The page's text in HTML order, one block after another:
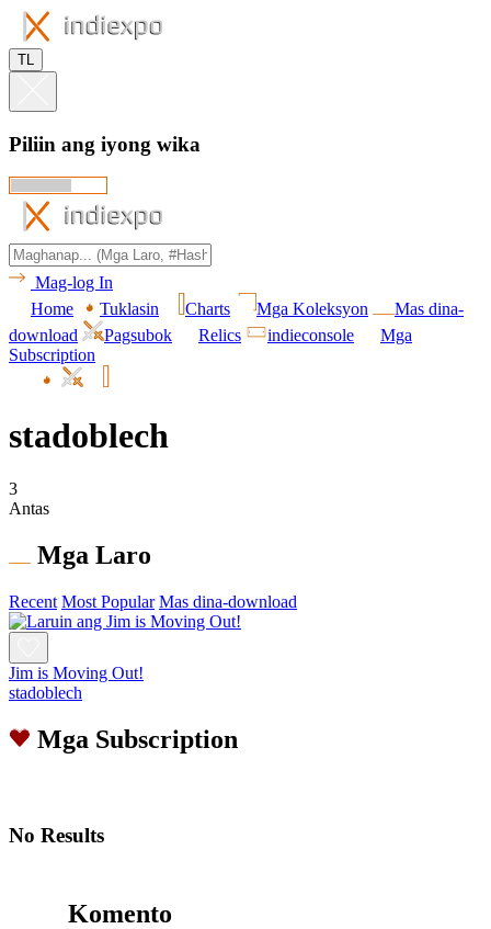
TL
Piliin ang iyong wika
Mag-log In
Home
Tuklasin Charts Mga Koleksyon
Mas dina-
download
Pagsubok Relics indieconsole
Mga
Subscription
stadoblech
3
Antas
Mga Laro
Recent Most Popular Mas dina-download
Jim is Moving Out!
stadoblech
Mga Subscription
No Results
Komento